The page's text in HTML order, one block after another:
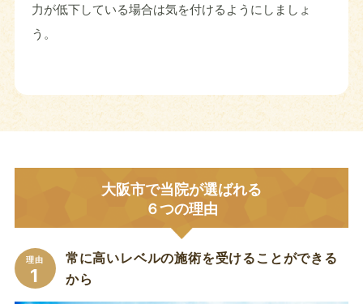
力が低下している場合は気を付けるようにしましょ
う。
大阪市で当院が選ばれる
６つの理由
理由
1
常に高いレベルの施術を受けることができる
から